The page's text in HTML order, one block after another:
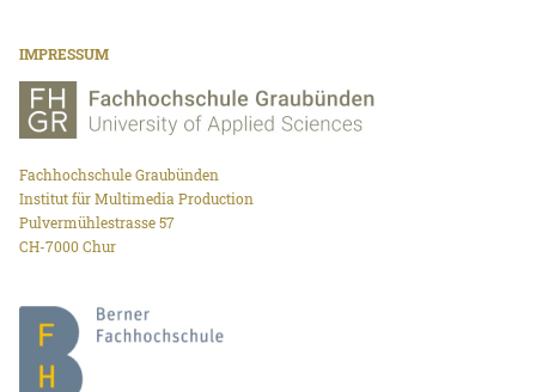
IMPRESSUM
Fachhochschule Graubünden
Institut für Multimedia Production
Pulvermühlestrasse 57
CH-7000 Chur